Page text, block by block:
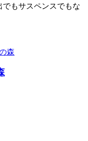
もサスペンスでもな